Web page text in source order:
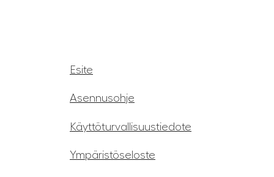
Esite
Asennusohje
Käyttöturvallisuustiedote
Ympäristöseloste